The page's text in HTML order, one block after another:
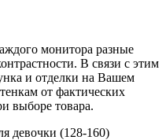
монитора разные
В связи с этим
и отделки на Вашем
от фактических
выборе товара.
девочки (128-160)